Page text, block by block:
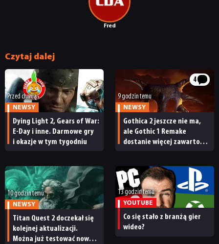
Fred
Czytaj dalej
Przed chwilą
NEWSY
Dying Light 2, Gears of War:
E-Day i inne. Darmowe gry
i okazje w tym tygodniu
4
9 godzin temu
NEWSY
Gothica 2 jeszcze nie ma,
ale Gothic 1 Remake
dostanie więcej zawartości.
10 godzin temu
NEWSY
Titan Quest 2 doczekał się
kolejnej aktualizacji.
Można już testować nową
13 godzin temu
YOUTUBE
Co się stało z branżą gier
wideo?